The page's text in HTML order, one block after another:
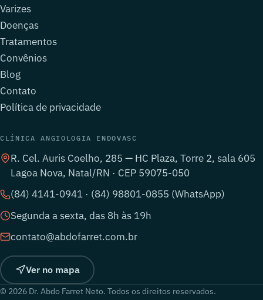
Varizes
Doenças
Tratamentos
Convênios
Blog
Contato
Política de privacidade
CLÍNICA ANGIOLOGIA ENDOVASC
R. Cel. Auris Coelho, 285 — HC Plaza, Torre 2, sala 605
Lagoa Nova, Natal/RN · CEP 59075-050
(84) 4141-0941 · (84) 98801-0855 (WhatsApp)
Segunda a sexta, das 8h às 19h
contato@abdofarret.com.br
Ver no mapa
© 2026 Dr. Abdo Farret Neto. Todos os direitos reservados.